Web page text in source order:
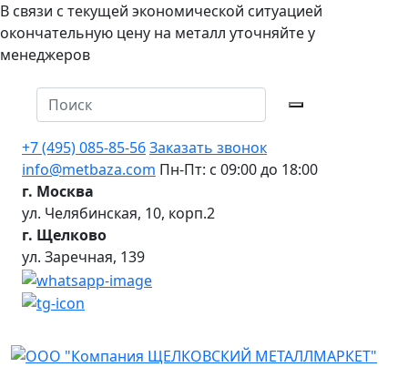
В связи с текущей экономической ситуацией
окончательную цену на металл уточняйте у
менеджеров
+7 (495) 085-85-56Заказать звонок
info@metbaza.com Пн-Пт: с 09:00 до 18:00
г. Москва
ул. Челябинская, 10, корп.2
г. Щелково
ул. Заречная, 139